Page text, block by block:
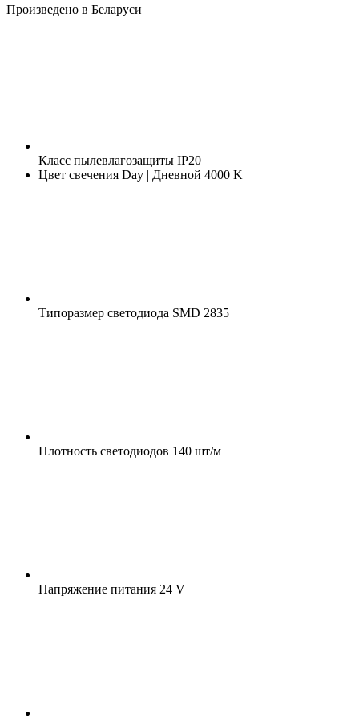
Произведено в Беларуси
Класс пылевлагозащиты IP20
Цвет свечения Day | Дневной 4000 K
Типоразмер светодиода SMD 2835
Плотность светодиодов 140 шт/м
Напряжение питания 24 V